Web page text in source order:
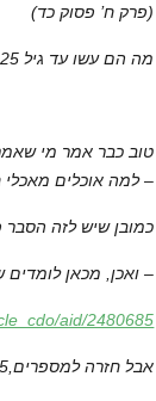
(פרק ח’ פסוק כד)
מה הם עשו עד גיל 25, ואחרי גיל 50? עבדו בשירות ציבורי 20-25 שנה ויצאו לפנסיה מוקדמת
למה אוכלים מאכלי חלב בשבועות ויש לזה כ 8-10 סיבות שכנראה רובן או כולן לא נכונות) –
כמובן שיש לזה הסבר פשוט, לפי
— ואכן, מכאן לומדים שהלויים למדו 5 (חמש) שנים באקדמיה למוסיקה לפי –
aid/2480685
אבל חזרה למספרים,25 או 30? מה ולמי זה חשוב, הפתרון הפשוט שלי, לקויי עריכה